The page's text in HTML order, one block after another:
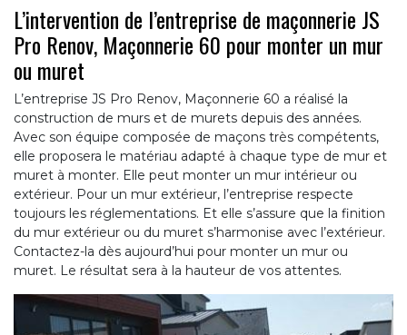
L’intervention de l’entreprise de maçonnerie JS
Pro Renov, Maçonnerie 60 pour monter un mur
ou muret
L’entreprise JS Pro Renov, Maçonnerie 60 a réalisé la
construction de murs et de murets depuis des années.
Avec son équipe composée de maçons très compétents,
elle proposera le matériau adapté à chaque type de mur et
muret à monter. Elle peut monter un mur intérieur ou
extérieur. Pour un mur extérieur, l’entreprise respecte
toujours les réglementations. Et elle s’assure que la finition
du mur extérieur ou du muret s’harmonise avec l’extérieur.
Contactez-la dès aujourd’hui pour monter un mur ou
muret. Le résultat sera à la hauteur de vos attentes.